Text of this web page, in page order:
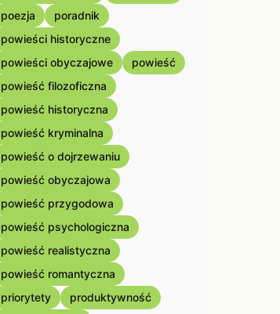
poezja
poradnik
powieści historyczne
powieści obyczajowe
powieść
powieść filozoficzna
powieść historyczna
powieść kryminalna
powieść o dojrzewaniu
powieść obyczajowa
powieść przygodowa
powieść psychologiczna
powieść realistyczna
powieść romantyczna
priorytety
produktywność